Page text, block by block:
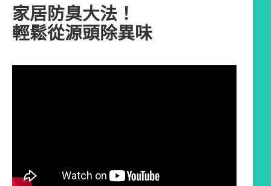
家居防臭大法！
輕鬆從源頭除異味